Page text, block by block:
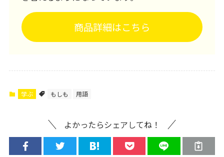
商品詳細はこちら
学ぶ もしも 用語
よかったらシェアしてね！